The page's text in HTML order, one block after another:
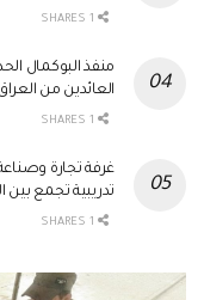
منفذ البوكمال
العائدين من
غرفة تجارة
تدريبية تجمع بين